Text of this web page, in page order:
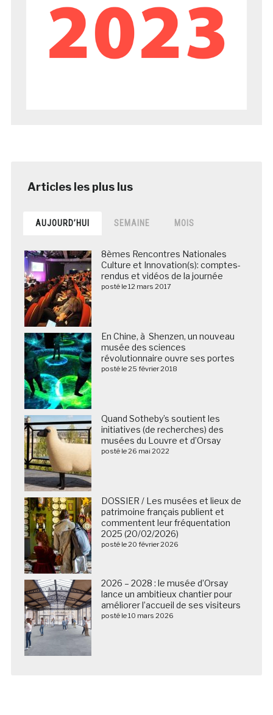
AUJOURD’HUI SEMAINE MOIS
8èmes Rencontres Nationales
Culture et Innovation(s): comptes-
rendus et vidéos de la journée
posté le 12 mars 2017
En Chine, à Shenzen, un nouveau
musée des sciences
révolutionnaire ouvre ses portes
posté le 25 février 2018
Quand Sotheby’s soutient les
initiatives (de recherches) des
musées du Louvre et d’Orsay
posté le 26 mai 2022
DOSSIER / Les musées et lieux de
patrimoine français publient et
commentent leur fréquentation
2025 (20/02/2026)
posté le 20 février 2026
2026 – 2028 : le musée d’Orsay
lance un ambitieux chantier pour
améliorer l’accueil de ses visiteurs
posté le 10 mars 2026